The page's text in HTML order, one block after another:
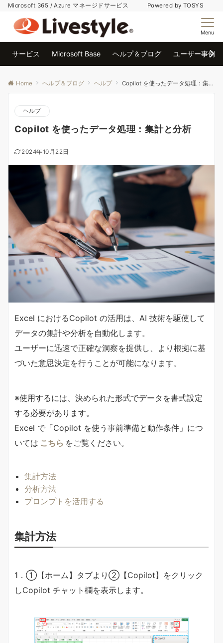
Microsoft 365 / Azure マネージドサービス Powered by TOSYS
Menu
サービス Microsoft Base ヘルプ＆ブログ ユーザー事例
Home ヘルプ＆ブログ ヘルプ Copilot を使ったデータ処理：集計と分析
ヘルプ
Copilot を使ったデータ処理：集計と分析
2024年10月22日
Excel におけるCopilot の活用は、AI 技術を駆使して
データの集計や分析を自動化します。
ユーザーに迅速で正確な洞察を提供し、より根拠に基
づいた意思決定を行うことが可能になります。
※使用するには、決められた形式でデータを書式設定
する必要があります。
Excel で「Copilot を使う事前準備と動作条件」につ
いては こちら をご覧ください。
集計方法
分析方法
プロンプトを活用する
集計方法
1．➀【ホーム】タブより➁【Copilot】をクリック
しCopilot チャット欄を表示します。